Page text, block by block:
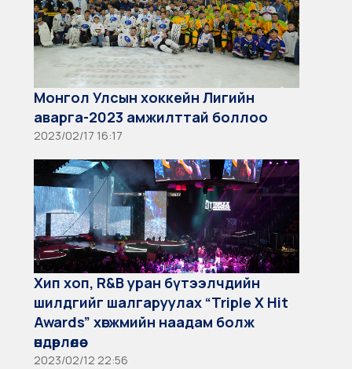
Монгол Улсын хоккейн Лигийн
аварга-2023 амжилттай боллоо
2023/02/17 16:17
Хип хоп, R&B уран бүтээлчдийн
шилдгийг шалгаруулах “Triple X Hit
Awards” хөгжмийн наадам болж
өндөрлөлөө
2023/02/12 22:56